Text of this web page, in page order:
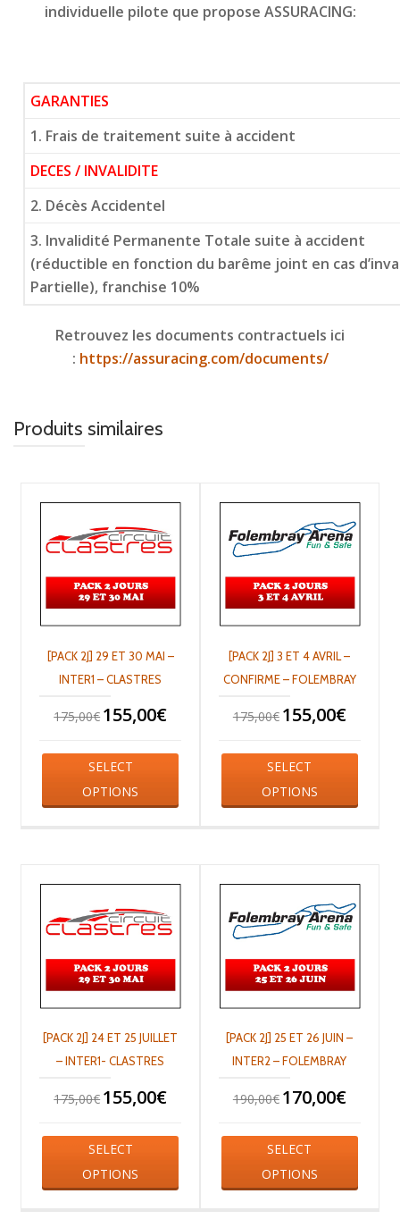
individuelle pilote que propose ASSURACING:
GARANTIES
1. Frais de traitement suite à accident
DECES / INVALIDITE
2. Décès Accidentel
3. Invalidité Permanente Totale suite à accident
(réductible en fonction du barême joint en cas
Partielle), franchise 10%
Retrouvez les documents contractuels ici
: https://assuracing.com/documents/
Produits similaires
[PACK 2J] 29 ET 30 MAI –
INTER1 – CLASTRES
175,00€ 155,00€
SELECT
OPTIONS
[PACK 2J] 3 ET 4 AVRIL –
CONFIRME – FOLEMBRAY
175,00€ 155,00€
SELECT
OPTIONS
[PACK 2J] 24 ET 25 JUILLET
– INTER1- CLASTRES
175,00€ 155,00€
SELECT
OPTIONS
[PACK 2J] 25 ET 26 JUIN –
INTER2 – FOLEMBRAY
190,00€ 170,00€
SELECT
OPTIONS